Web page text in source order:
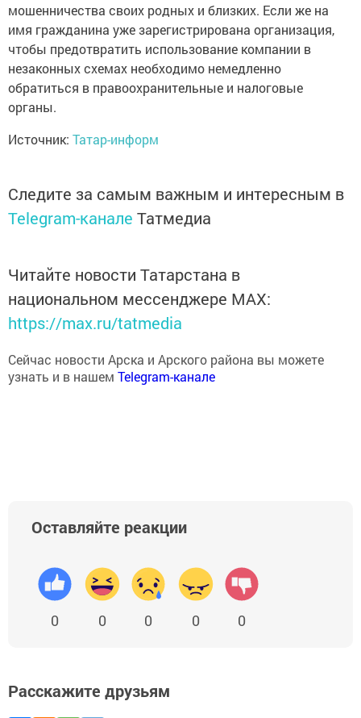
мошенничества своих родных и близких. Если же на
имя гражданина уже зарегистрирована организация,
чтобы предотвратить использование компании в
незаконных схемах необходимо немедленно
обратиться в правоохранительные и налоговые
органы.
Источник: Татар-информ
Следите за самым важным и интересным в
Telegram-канале Татмедиа
Читайте новости Татарстана в
национальном мессенджере MАХ:
https://max.ru/tatmedia
Сейчас новости Арска и Арского района вы можете
узнать и в нашем Telegram-канале
Оставляйте реакции
0 0 0 0 0
Расскажите друзьям